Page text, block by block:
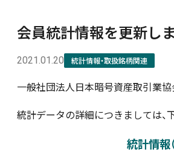
会
会員統計情報を更新し
2021.01.20 統計情報・取扱銘柄関連
一般社団法人日本暗号資産取引業協
統計データの詳細につきましては、
統計情報